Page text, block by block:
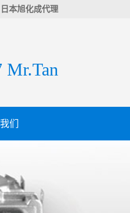
日本旭化成代理
Mr.Tan
们